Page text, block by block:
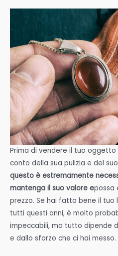
Prima di vendere il tuo
conto della sua pulizia e del
questo è estremamente
mantenga il suo valore epossa
prezzo. Se hai fatto bene il tuo
tutti questi anni, è molto
impeccabili, ma tutto dipende
e dallo sforzo che ci hai messo.